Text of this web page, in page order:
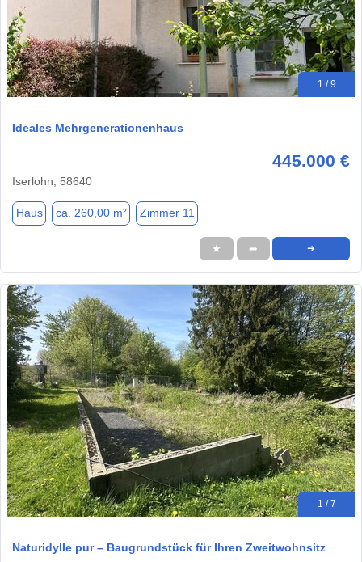
1 / 9
Ideales Mehrgenerationenhaus
445.000 €
Iserlohn, 58640
Haus ca. 260,00 m² Zimmer 11
★ ➦ ➜
1 / 7
Naturidylle pur – Baugrundstück für Ihren Zweitwohnsitz